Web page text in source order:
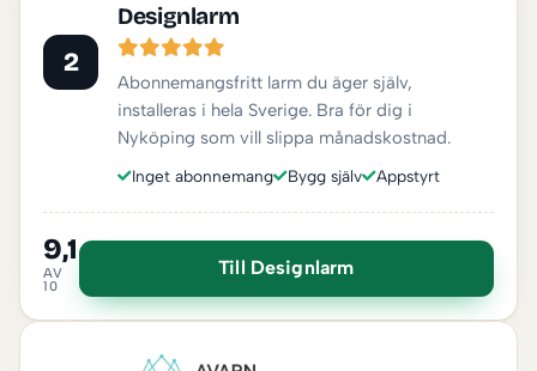
2
Designlarm
Abonnemangsfritt larm du äger själv,
installeras i hela Sverige. Bra för dig i
Nyköping som vill slippa månadskostnad.
Inget abonnemang Bygg själv Appstyrt
9,1
AV
10
Till Designlarm